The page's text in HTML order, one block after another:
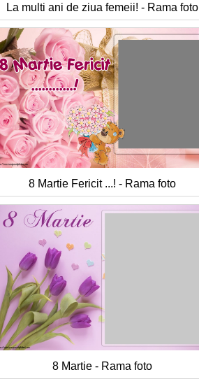
La multi ani de ziua femeii! - Rama foto
8 Martie Fericit ...! - Rama foto
8 Martie - Rama foto